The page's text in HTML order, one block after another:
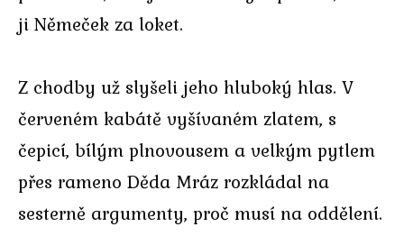
ji Němeček za loket.
Z chodby už slyšeli jeho hluboký hlas. V
červeném kabátě vyšívaném zlatem, s
čepicí, bílým plnovousem a velkým pytlem
přes rameno Děda Mráz rozkládal na
sesterně argumenty, proč musí na oddělení.